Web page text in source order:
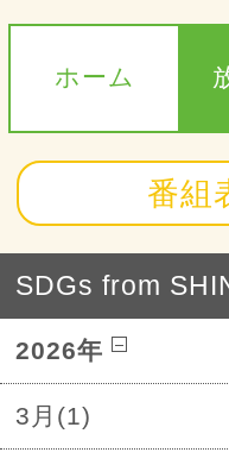
ホーム
番組
SDGs from
2026年
3月(1)